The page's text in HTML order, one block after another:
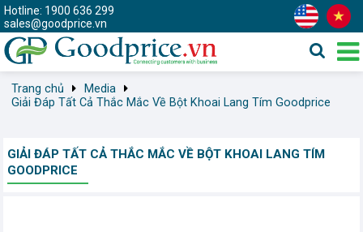
Hotline: 1900 636 299
sales@goodprice.vn
Trang chủ
Media
Giải Đáp Tất Cả Thắc Mắc Về Bột Khoai Lang Tím Goodprice
GIẢI ĐÁP TẤT CẢ THẮC MẮC VỀ BỘT KHOAI LANG TÍM
GOODPRICE